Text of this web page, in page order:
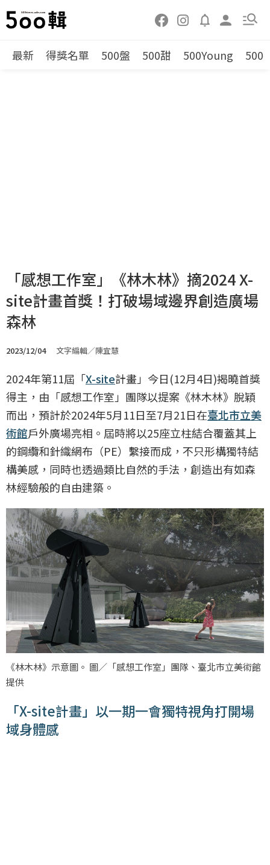
最新 得獎名單 500盤 500甜 500Young 500
「感想工作室」《林木林》摘2024 X-
site計畫首獎！打破場域邊界創造廣場
森林
2023/12/04 文字編輯／陳宜慧
2024年第11屆「X-site計畫」今日(12月4日)揭曉首獎
得主，由「感想工作室」團隊以提案《林木林》脫穎
而出，預計於2024年5月11日至7月21日在臺北市立美
術館戶外廣場亮相。屆時將以25座立柱結合覆蓋其上
的鋼纜和針織網布（PE）繫接而成，不只形構獨特結
構美感，同時也透過類比自然的手法，創造出有如森
林經驗般的自由建築。
《林木林》示意圖。 圖／「感想工作室」團隊、臺北市立美術館
提供
「X-site計畫」以一期一會獨特視角打開場
域身體感